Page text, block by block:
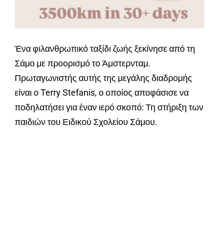
Ένα φιλανθρωπικό ταξίδι ζωής ξεκίνησε από τη
Σάμο με προορισμό το Άμστερνταμ.
Πρωταγωνιστής αυτής της μεγάλης διαδρομής
είναι ο Terry Stefanis, ο οποίος αποφάσισε να
ποδηλατήσει για έναν ιερό σκοπό: Τη στήριξη των
παιδιών του Ειδικού Σχολείου Σάμου.